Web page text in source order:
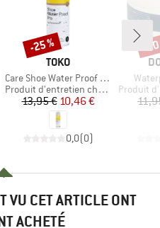
MARQUE
TOKO
Article
Care Shoe Water Proof Pro
Product group
Produit d'entretien chaussures
Prix
13,95 €Prix réduit
10,46 €
0,0(0)
Remise
-25 %
Article
Product
Produit
-
VU CET ARTICLE ONT
ACHETÉ